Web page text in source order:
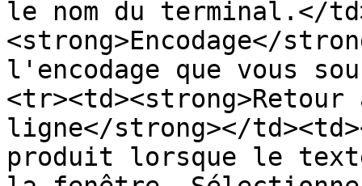
le nom du terminal.</
<strong>Encodage</
l'encodage que vous
ligne</strong></
produit lorsque le